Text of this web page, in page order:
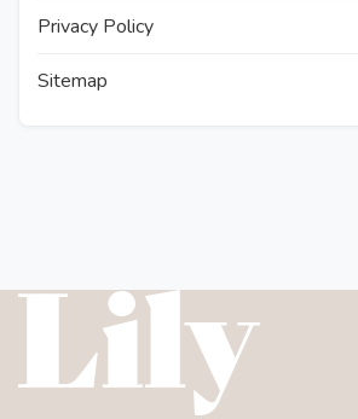
Privacy Policy
Sitemap